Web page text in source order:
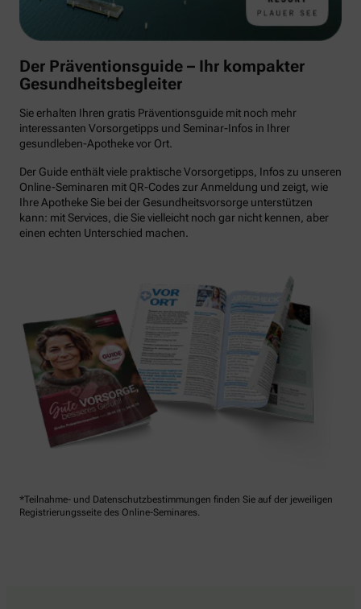
Der Präventionsguide – Ihr kompakter
Gesundheitsbegleiter
Sie erhalten Ihren gratis Präventionsguide mit noch mehr
interessanten Vorsorgetipps und Seminar-Infos in Ihrer
gesundleben-Apotheke vor Ort.
Der Guide enthält viele praktische Vorsorgetipps, Infos zu unseren
Online-Seminaren mit QR-Codes zur Anmeldung und zeigt, wie
Ihre Apotheke Sie bei der Gesundheitsvorsorge unterstützen
kann: mit Services, die Sie vielleicht noch gar nicht kennen, aber
einen echten Unterschied machen.
*Teilnahme- und Datenschutzbestimmungen finden Sie auf der jeweiligen
Registrierungsseite des Online-Seminares.